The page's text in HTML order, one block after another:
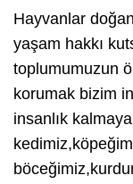
Hayvanlar
yaşam hakkı
toplumumuzun
korumak bizim
insanlık